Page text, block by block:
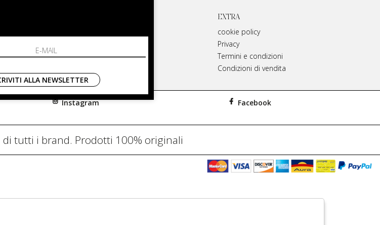
Contatti
Spedizione
EXTRA
cookie policy
Privacy
Termini e condizioni
Condizioni di vendita
Instagram Facebook
tutti i brand. Prodotti 100% originali
ALLA NEWSLETTER